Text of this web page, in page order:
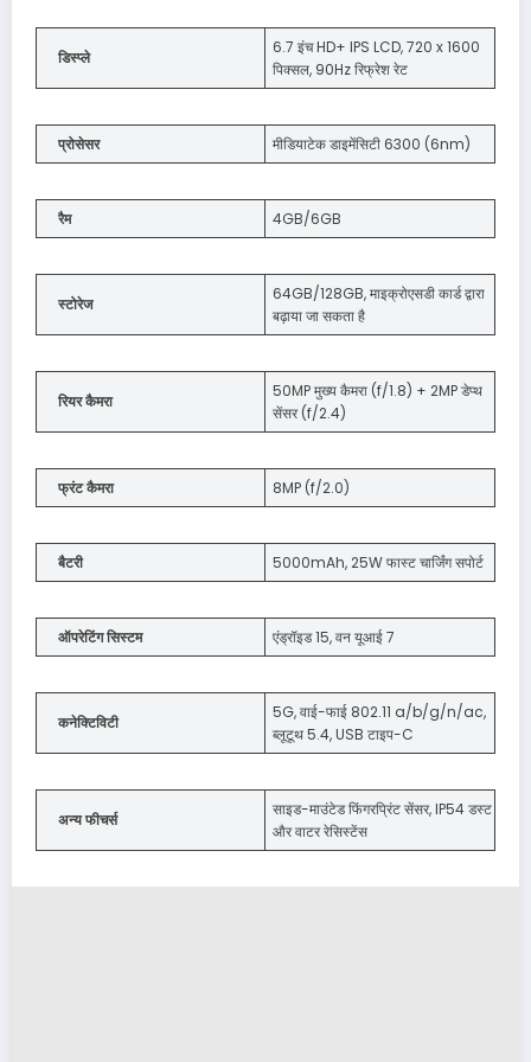
डिस्प्ले
6.7 इंच HD+ IPS LCD, 720 x 1600
पिक्सल, 90Hz रिफ्रेश रेट
प्रोसेसर मीडियाटेक डाइमेंसिटी 6300 (6nm)
रैम 4GB/6GB
स्टोरेज
64GB/128GB, माइक्रोएसडी कार्ड द्वारा
बढ़ाया जा सकता है
रियर कैमरा
50MP मुख्य कैमरा (f/1.8) + 2MP डेप्थ
सेंसर (f/2.4)
फ्रंट कैमरा 8MP (f/2.0)
बैटरी 5000mAh, 25W फास्ट चार्जिंग सपोर्ट
ऑपरेटिंग सिस्टम एंड्रॉइड 15, वन यूआई 7
कनेक्टिविटी
5G, वाई-फाई 802.11 a/b/g/n/ac,
ब्लूटूथ 5.4, USB टाइप-C
अन्य फीचर्स
साइड-माउंटेड फिंगरप्रिंट सेंसर, IP54 डस्ट
और वाटर रेसिस्टेंस